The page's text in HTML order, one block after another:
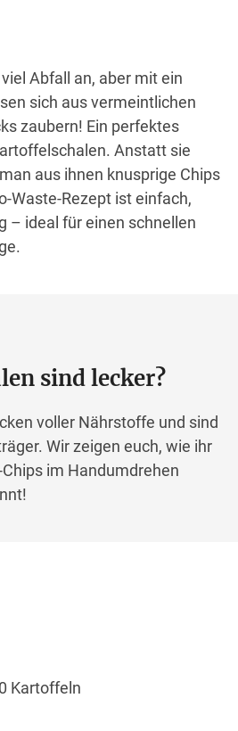
Abfall an, aber mit ein
sich aus vermeintlichen
zaubern! Ein perfektes
Anstatt sie
aus ihnen knusprige Chips
Waste-Rezept ist einfach,
– ideal für einen schnellen
sind lecker?
voller Nährstoffe und sind
Wir zeigen euch, wie ihr
im Handumdrehen
Kartoffeln